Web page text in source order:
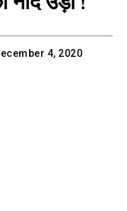
4, 2020